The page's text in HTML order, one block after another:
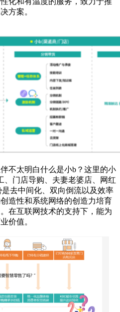
方案。
不太明白什么是小b？这里的小
、门店导购、夫妻老婆店、网红
去中间化、双向倒流以及效率
造性和系统网络的创造力培育
在互联网技术的支持下，能为
价值。